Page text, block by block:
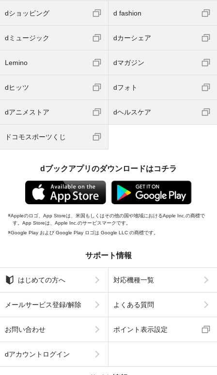
dショッピング d fashion
dミュージック dカーシェア
Lemino dマガジン
dヒッツ dフォト
dアニメストア dヘルスケア
ドコモスポーツくじ
dブックアプリのダウンロードはコチラ
Appleのロゴ、App Storeは、米国もしくはその他の国や地域におけるApple Inc.の商標で
す。App Storeは、Apple Inc.のサービスマークです。
Google Play および Google Play ロゴは Google LLC の商標です。
サポート情報
はじめての方へ 対応機種一覧
メールサービス登録/解除 よくある質問
お問い合わせ ポイント表示設定
dアカウントログイン